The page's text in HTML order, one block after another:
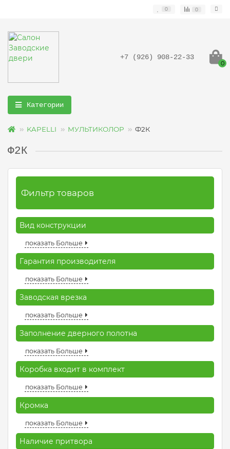
0 0
+7 (926) 908-22-33
0
Категории
KAPELLI МУЛЬТИКОЛОР Ф2К
Ф2К
Фильтр товаров
Вид конструкции
показать Больше
Гарантия производителя
показать Больше
Заводская врезка
показать Больше
Заполнение дверного полотна
показать Больше
Коробка входит в комплект
показать Больше
Кромка
показать Больше
Наличие притвора